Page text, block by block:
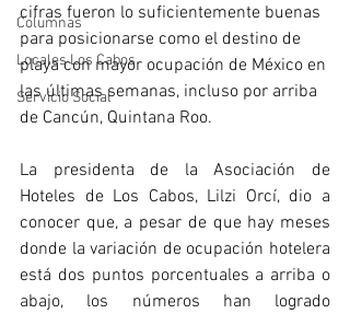
Columnas
Locales Los Cabos
Servicio Social
cifras fueron lo suficientemente buenas
para posicionarse como el destino de
playa con mayor ocupación de México en
las últimas semanas, incluso por arriba
de Cancún, Quintana Roo.
La presidenta de la Asociación de
Hoteles de Los Cabos, Lilzi Orcí, dio a
conocer que, a pesar de que hay meses
donde la variación de ocupación hotelera
está dos puntos porcentuales a arriba o
abajo, los números han logrado